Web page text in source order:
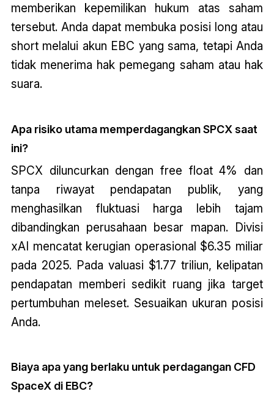
memberikan kepemilikan hukum atas saham
tersebut. Anda dapat membuka posisi long atau
short melalui akun EBC yang sama, tetapi Anda
tidak menerima hak pemegang saham atau hak
suara.
Apa risiko utama memperdagangkan SPCX saat
ini?
SPCX diluncurkan dengan free float 4% dan
tanpa riwayat pendapatan publik, yang
menghasilkan fluktuasi harga lebih tajam
dibandingkan perusahaan besar mapan. Divisi
xAI mencatat kerugian operasional $6.35 miliar
pada 2025. Pada valuasi $1.77 triliun, kelipatan
pendapatan memberi sedikit ruang jika target
pertumbuhan meleset. Sesuaikan ukuran posisi
Anda.
Biaya apa yang berlaku untuk perdagangan CFD
SpaceX di EBC?